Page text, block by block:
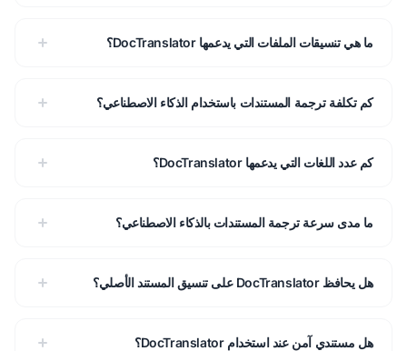
ما هي تنسيقات الملفات التي يدعمها DocTranslator؟
كم تكلفة ترجمة المستندات باستخدام الذكاء الاصطناعي؟
كم عدد اللغات التي يدعمها DocTranslator؟
ما مدى سرعة ترجمة المستندات بالذكاء الاصطناعي؟
هل يحافظ DocTranslator على تنسيق المستند الأصلي؟
هل مستندي آمن عند استخدام DocTranslator؟